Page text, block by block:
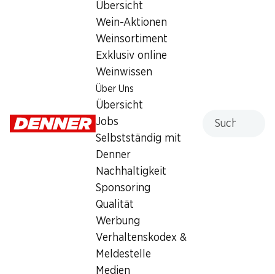
Übersicht
Wein-Aktionen
Weinsortiment
Exklusiv online
Weinwissen
Über Uns
Übersicht
Jobs
Selbstständig mit
Denner
Nachhaltigkeit
Sponsoring
Qualität
Werbung
Verhaltenskodex &
Meldestelle
Medien
Bargeldbezug mit Post - / M-Card